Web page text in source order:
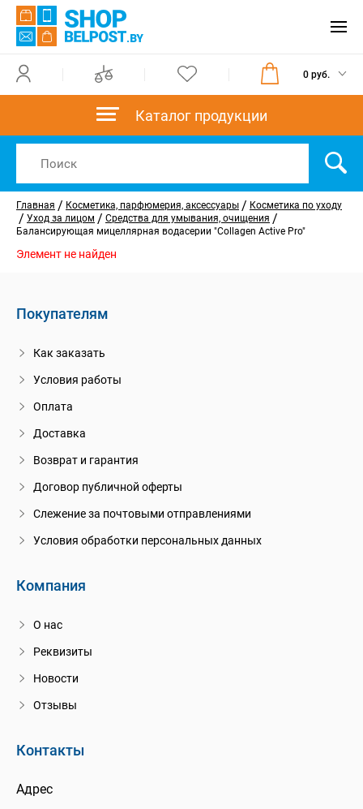
0 руб.
Каталог продукции
Главная / Косметика, парфюмерия, аксессуары / Косметика по уходу
/ Уход за лицом / Средства для умывания, очищения /
Балансирующая мицеллярная водасерии "Collagen Active Pro"
Элемент не найден
Покупателям
Как заказать
Условия работы
Оплата
Доставка
Возврат и гарантия
Договор публичной оферты
Слежение за почтовыми отправлениями
Условия обработки персональных данных
Компания
О нас
Реквизиты
Новости
Отзывы
Контакты
Адрес